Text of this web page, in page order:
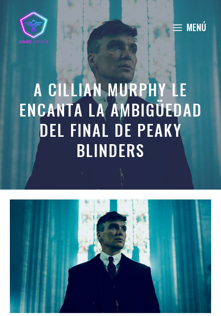
contenido
MENÚ
A CILLIAN MURPHY LE
ENCANTA LA AMBIGÜEDAD
DEL FINAL DE PEAKY
BLINDERS